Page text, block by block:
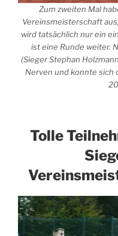
Zum zweiten Mal
Vereinsmeisterschaft
wird tatsächlich nur ein
ist eine Runde weiter.
(Sieger Stephan
Nerven und konnte sich
Tolle